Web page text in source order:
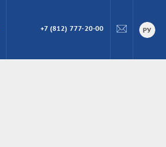
ПОИСК
+7 (812) 777-20-00 РУ